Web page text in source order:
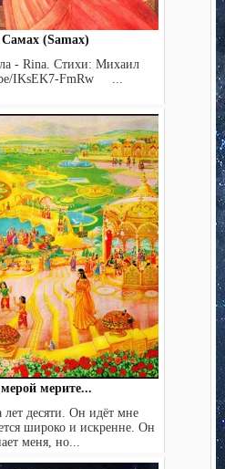
(Samax)
- Rina. Стихи: Михаил
IKsEK7-FmRw ...
мерите...
десяти. Он идёт мне
широко и искренне. Он
меня, но...